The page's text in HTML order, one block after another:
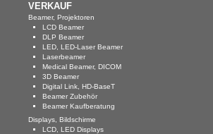
VERKAUF
Beamer, Projektoren
LCD Beamer
DLP Beamer
LED, LED-Laser Beamer
Laserbeamer
Medical Beamer, DICOM
3D Beamer
Digital Link, HD-BaseT
Beamer Zubehör
Beamer Kaufberatung
Displays, Bildschirme
LCD, LED Displays